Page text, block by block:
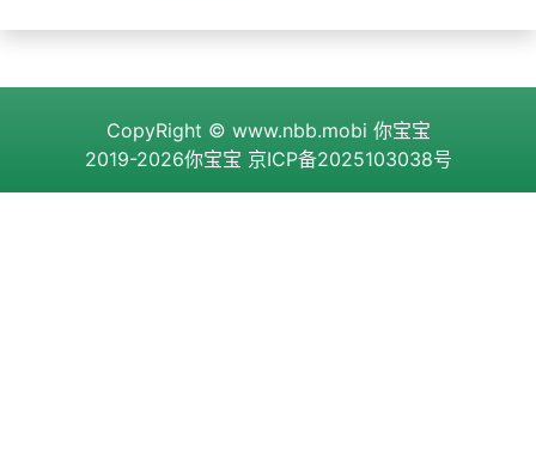
CopyRight © www.nbb.mobi 你宝宝
2019-2026你宝宝 京ICP备2025103038号